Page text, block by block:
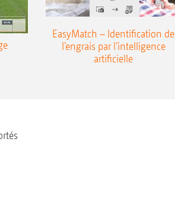
EasyMatch – Identification de
l’engrais par l’intelligence
artificielle